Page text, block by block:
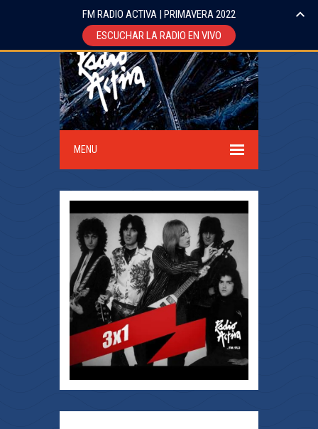
MENU
FM RADIO ACTIVA | PRIMAVERA 2022
ESCUCHAR LA RADIO EN VIVO